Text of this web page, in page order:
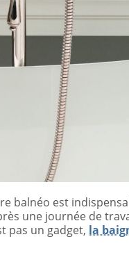
balnéo est
une journée de
pas un gadget, la